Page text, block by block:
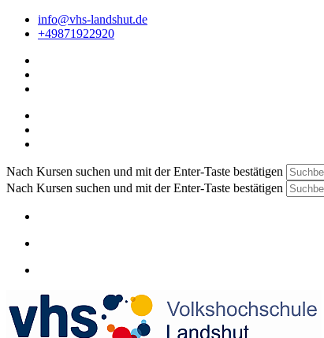
info@vhs-landshut.de
+49871922920
Nach Kursen suchen und mit der Enter-Taste bestätigen
Nach Kursen suchen und mit der Enter-Taste bestätigen